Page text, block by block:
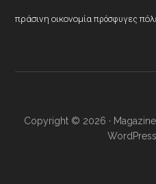
πράσινη οικονομία πρόσφυγες
Copyright © 2026 ·
WordPress